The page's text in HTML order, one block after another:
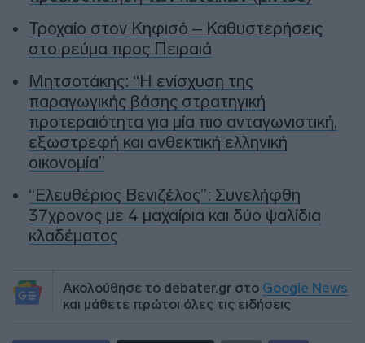
Τροχαίο στον Κηφισό – Καθυστερήσεις
στο ρεύμα προς Πειραιά
Μητσοτάκης: “Η ενίσχυση της
παραγωγικής βάσης στρατηγική
προτεραιότητα για μία πιο ανταγωνιστική,
εξωστρεφή και ανθεκτική ελληνική
οικονομία”
“Ελευθέριος Βενιζέλος”: Συνελήφθη
37χρονος με 4 μαχαίρια και δύο ψαλίδια
κλαδέματος
Ακολούθησε το debater.gr στο Google News
και μάθετε πρώτοι όλες τις ειδήσεις